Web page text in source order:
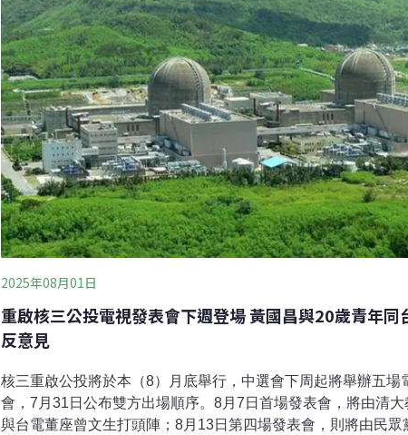
適用性，甚至包
2025年08月01日
重啟核三公投電視發表會下週登場 黃國昌與20歲青年同
反意見
核三重啟公投將於本（8）月底舉行，中選會下周起將舉辦五場
會，7月31日公布雙方出場順序。8月7日首場發表會，將由清
與台電董座曾文生打頭陣；8月13日第四場發表會，則將由民眾